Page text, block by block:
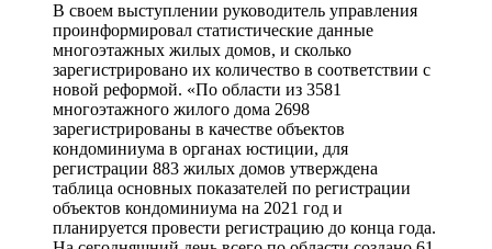
В своем выступлении руководитель управления
проинформировал статистические данные
многоэтажных жилых домов, и сколько
зарегистрировано их количество в соответствии с
новой реформой. «По области из 3581
многоэтажного жилого дома 2698
зарегистрированы в качестве объектов
кондоминиума в органах юстиции, для
регистрации 883 жилых домов утверждена
таблица основных показателей по регистрации
объектов кондоминиума на 2021 год и
планируется провести регистрацию до конца года.